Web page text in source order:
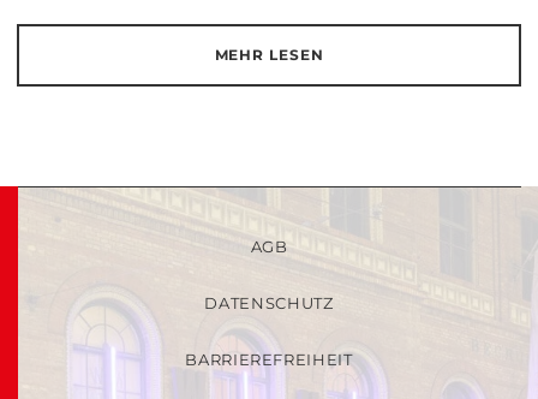
MEHR LESEN
AGB
DATENSCHUTZ
BARRIEREFREIHEIT